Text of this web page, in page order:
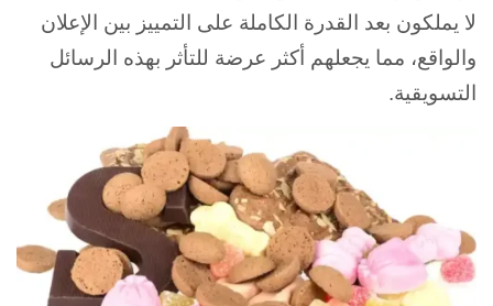
لا يملكون بعد القدرة الكاملة على التمييز بين الإعلان
والواقع، مما يجعلهم أكثر عرضة للتأثر بهذه الرسائل
التسويقية.